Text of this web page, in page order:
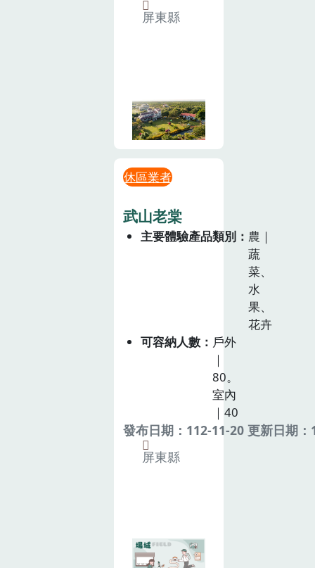
屏東縣
休區業者
武山老棠
主要體驗產品類別
農｜
蔬
菜、
水
果、
花卉
可容納人數
戶外
｜
80。
室內
｜40
發布日期：112-11-20 更新日期
屏東縣